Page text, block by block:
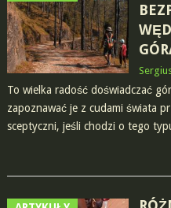
To wielka radość doświadczać
zapoznawać je z cudami świata
sceptyczni, jeśli chodzi o tego